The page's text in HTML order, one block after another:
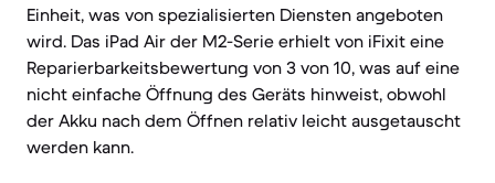
Einheit, was von spezialisierten Diensten angeboten
wird. Das iPad Air der M2-Serie erhielt von iFixit eine
Reparierbarkeitsbewertung von 3 von 10, was auf eine
nicht einfache Öffnung des Geräts hinweist, obwohl
der Akku nach dem Öffnen relativ leicht ausgetauscht
werden kann.